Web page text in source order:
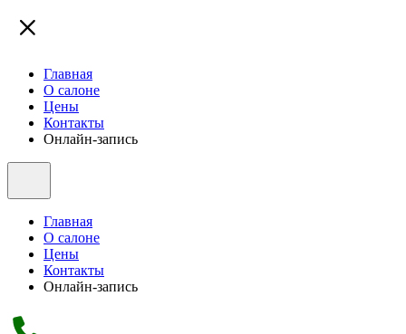
Главная
О салоне
Цены
Контакты
Онлайн-запись
Главная
О салоне
Цены
Контакты
Онлайн-запись